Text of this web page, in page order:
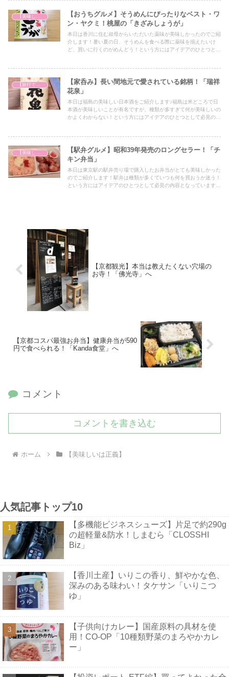
【おうちグルメ】そうめんにぴったりなベスト・ワ
ン・ヤクミ！桃屋の「きざみしょうが」
本日は香川に住む叔母からいただいた薬味が美味しかったのでご紹
介します！暑い夏の日、そうめんを食べる際に薬味を揃えたいけ
ど、買いに行くのがめんどう！という方にはアイデアのひとつとし
【家呑み】長い間地元で愛されている銘柄！「瑞祥
花泉」
本日は福島の美味しい日本酒をご紹介します♪福島は米どころで日
本酒が美味しいことが有名ですが、種類が多すぎて何が美味しいの
かよくわからない！という方にはアイデアのひとつとして必見の内
【駅弁グルメ】昭和39年発売のロングセラー！「チ
キン弁当」
本日は東京駅の駅弁売り場で購入したお弁当がとても美味しかった
のでご紹介します！駅弁は種類が多くていつも何を買おうか迷う！
という方にはアイデアのひとつとして必見の内容となっていますの
【京都観光】本当は教えたくない穴場の
お寺！「佛光寺」へ
【京都コスパ最強お弁当】健康弁当が590
円で食べられる！「Kanda食堂」へ
コメント
コメントを書き込む
ホーム 【美味しいは正義】
人気記事トップ10
【多機能ビジネスシューズ】片足で約290g
の超軽量&防水！しまむら「CLOSSHI
Biz」
【香川土産】いりこの香り、鮮やかな色、
深みのある味わい！タケサン「いりこつ
ゆ」
【子供向けカレー】国産原料の具材を使
用！CO-OP「10種類野菜のまろやかカレ
ー」